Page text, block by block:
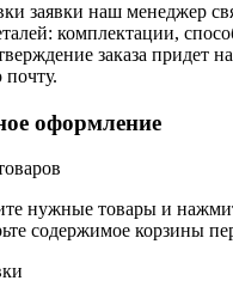
заявки наш менеджер
комплектации,
заказа придет
оформление
нужные товары и
содержимое корзины